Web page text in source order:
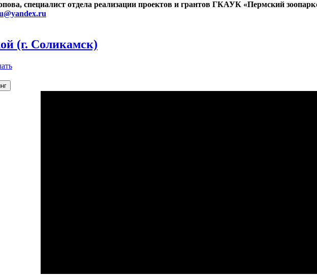
специалист отдела реализации проектов и грантов ГКАУК «Пермский
(г. Соликамск)